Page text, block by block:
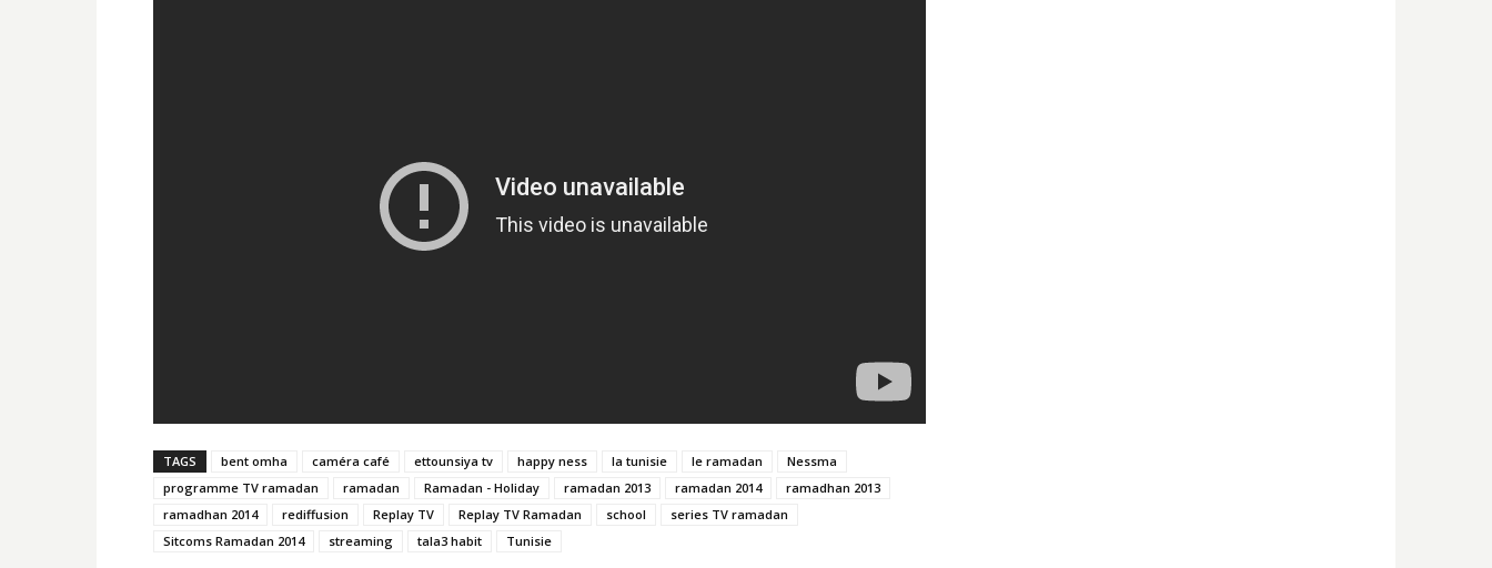
TAGS bent omha caméra café ettounsiya tv happy ness la tunisie le ramadan
Nessma
programme TV ramadan
ramadan Ramadan - Holiday ramadan 2013 ramadan 2014
ramadhan 2013
ramadhan 2014
rediffusion Replay TV Replay TV Ramadan school
series TV ramadan
Sitcoms Ramadan 2014
streaming tala3 habit Tunisie